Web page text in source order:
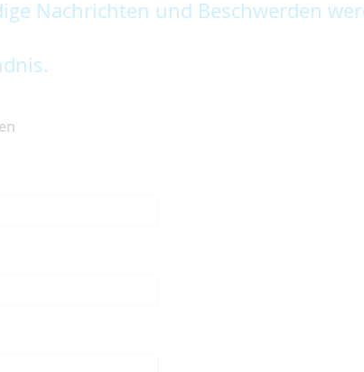
Nachrichten und Beschwerden